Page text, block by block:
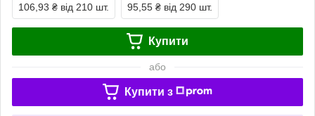
106,93 ₴ від 210 шт. 95,55 ₴ від 290 шт.
Купити
або
Купити з